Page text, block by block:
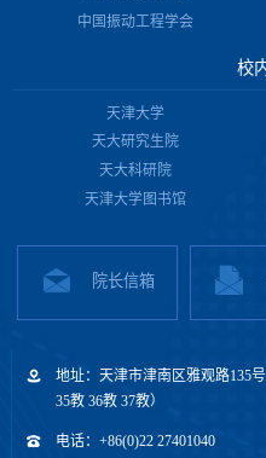
中国振动工程学会
校
天津大学
天大研究生院
天大科研院
天津大学图书馆
院长信箱
地址：天津市津南区雅观路135
35教 36教 37教）
电话：+86(0)22 27401040